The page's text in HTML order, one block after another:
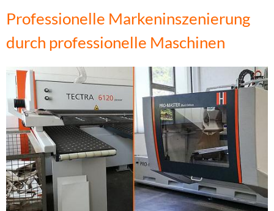
Professionelle Markeninszenierung
durch professionelle Maschinen